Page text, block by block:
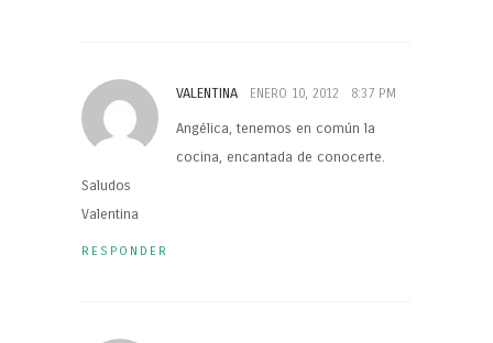
VALENTINA ENERO 10, 2012 8:37 PM
Angélica, tenemos en común la
cocina, encantada de conocerte.
Saludos
Valentina
RESPONDER